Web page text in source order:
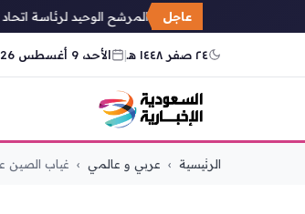
عاجل
بدر الرزيزاء المرشح الوحيد لرئاسة اتحاد
٢٤ صفر ١٤٤٨ هـ | الأحد، 9 أغسطس 2026
الرئيسية › عربي و عالمي › غياب الصين